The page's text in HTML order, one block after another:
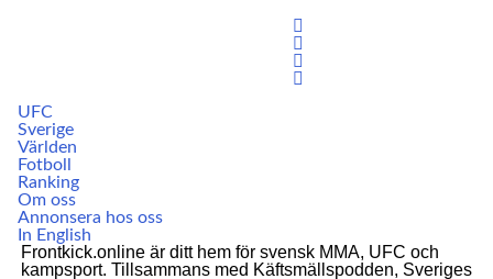
UFC
Sverige
Världen
Fotboll
Ranking
Om oss
Annonsera hos oss
In English
Frontkick.online är ditt hem för svensk MMA, UFC och
kampsport. Tillsammans med Käftsmällspodden, Sveriges